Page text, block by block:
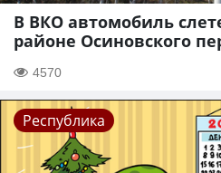
В ВКО автомобиль
районе Осиновского
4570
Республика